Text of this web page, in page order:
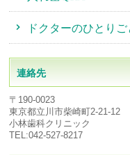
ドクターのひとりご
連絡先
〒190-0023
東京都立川市柴崎町2-21-12
小林歯科クリニック
TEL:042-527-8217